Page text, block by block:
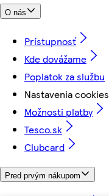
O nás
Prístupnosť
Kde dovážame
Poplatok za službu
Nastavenia cookies
Možnosti platby
Tesco.sk
Clubcard
Pred prvým nákupom